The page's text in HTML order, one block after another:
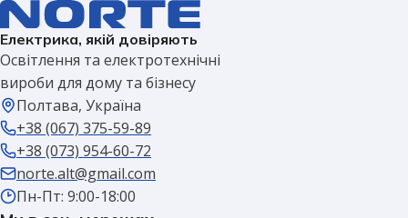
Електрика, якій довіряють
Освітлення та електротехнічні
вироби для дому та бізнесу
Полтава, Україна
+38 (067) 375-59-89
+38 (073) 954-60-72
norte.alt@gmail.com
Пн-Пт: 9:00-18:00